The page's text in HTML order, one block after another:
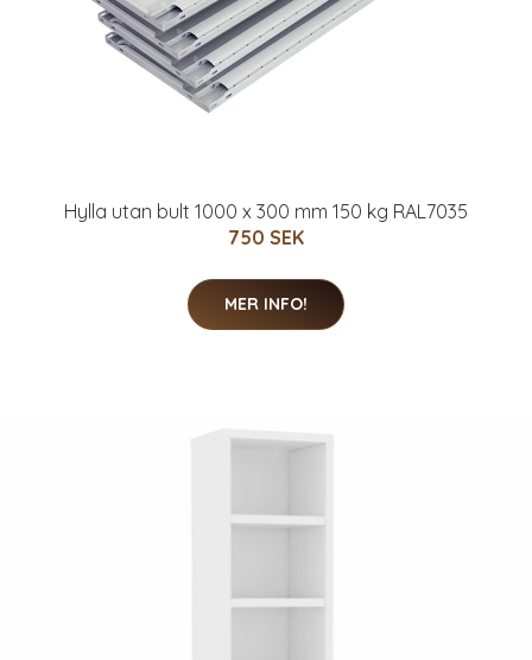
Hylla utan bult 1000 x 300 mm 150 kg RAL7035
750 SEK
MER INFO!